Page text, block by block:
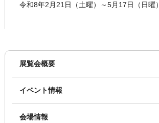
令和8年2月21日（土曜）～5月17日（日曜）
展覧会概要
イベント情報
会場情報